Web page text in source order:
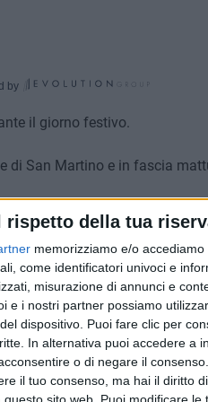
rispetto della tua
memorizziamo e/o
come identificatori univoci e
misurazione di annunci e
e i nostri partner possiamo
dispositivo. Puoi fare clic per
In alternativa puoi accedere a
o di negare il consenso.
il tuo consenso, ma hai il diritto
by
il giorno festivo.
di San Martino e in fascia
informati dagli stessi
25 aprile ottenendo una
un'occasione per
giorno di festa per il Paese».
7 AGOSTO
Festa